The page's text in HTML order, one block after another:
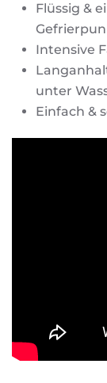
Flüssig &
Intensive
unter
Einfach &